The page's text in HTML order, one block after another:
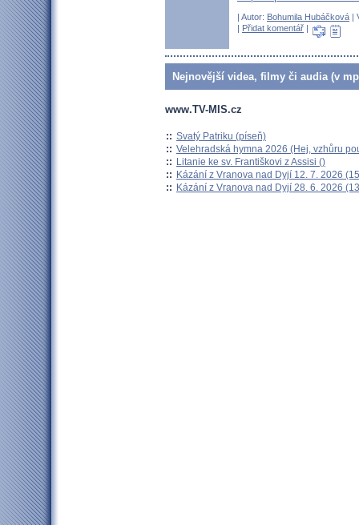
| Autor: Bohumila Hubáčková |
| Přidat komentář |
Nejnovější videa, filmy či audia (v
www.TV-MIS.cz
:: Svatý Patriku (píseň)
:: Velehradská hymna 2026 (Hej, vzhůru
:: Litanie ke sv. Františkovi z Assisi ()
:: Kázání z Vranova nad Dyjí 12. 7. 2026
:: Kázání z Vranova nad Dyjí 28. 6. 2026